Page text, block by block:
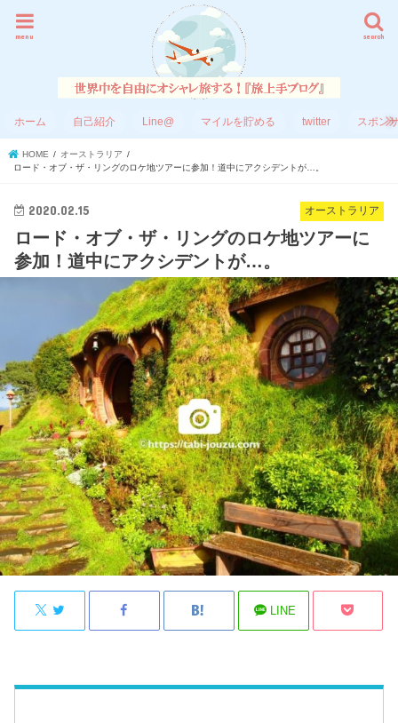
search
menu
ホーム 自己紹介 Line@ マイルを貯める twitter スポン
HOME
オーストラリア
ロード・オブ・ザ・リングのロケ地ツアーに参加！道中にアクシデントが…。
オーストラリア
2020.02.15
ロード・オブ・ザ・リングのロケ地ツアーに
参加！道中にアクシデントが…。
LINE